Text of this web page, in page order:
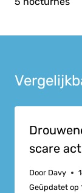
scare
Door Davy
Geüpdatet op